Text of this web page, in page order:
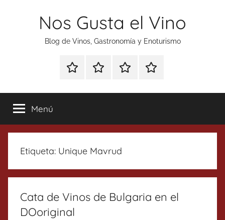
Nos Gusta el Vino
Blog de Vinos, Gastronomía y Enoturismo
Especial
Tonics
Enoturismo
Gastronomía
RankingContacto
Menú
Etiqueta: Unique Mavrud
Cata de Vinos de Bulgaria en el
DOoriginal